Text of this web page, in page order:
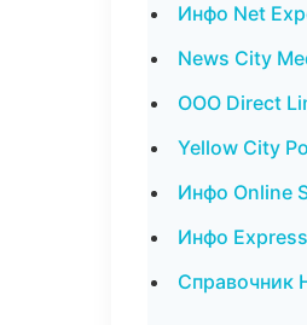
Инфо Net
News City
ООО Direct
Yellow City
Инфо Online
Инфо
Справочник